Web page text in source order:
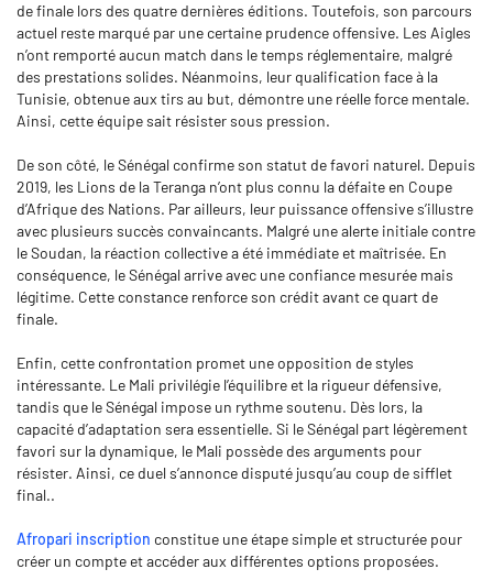
de finale lors des quatre dernières éditions. Toutefois, son parcours
actuel reste marqué par une certaine prudence offensive. Les Aigles
n’ont remporté aucun match dans le temps réglementaire, malgré
des prestations solides. Néanmoins, leur qualification face à la
Tunisie, obtenue aux tirs au but, démontre une réelle force mentale.
Ainsi, cette équipe sait résister sous pression.
De son côté, le Sénégal confirme son statut de favori naturel. Depuis
2019, les Lions de la Teranga n’ont plus connu la défaite en Coupe
d’Afrique des Nations. Par ailleurs, leur puissance offensive s’illustre
avec plusieurs succès convaincants. Malgré une alerte initiale contre
le Soudan, la réaction collective a été immédiate et maîtrisée. En
conséquence, le Sénégal arrive avec une confiance mesurée mais
légitime. Cette constance renforce son crédit avant ce quart de
finale.
Enfin, cette confrontation promet une opposition de styles
intéressante. Le Mali privilégie l’équilibre et la rigueur défensive,
tandis que le Sénégal impose un rythme soutenu. Dès lors, la
capacité d’adaptation sera essentielle. Si le Sénégal part légèrement
favori sur la dynamique, le Mali possède des arguments pour
résister. Ainsi, ce duel s’annonce disputé jusqu’au coup de sifflet
final..
Afropari inscription constitue une étape simple et structurée pour
créer un compte et accéder aux différentes options proposées.